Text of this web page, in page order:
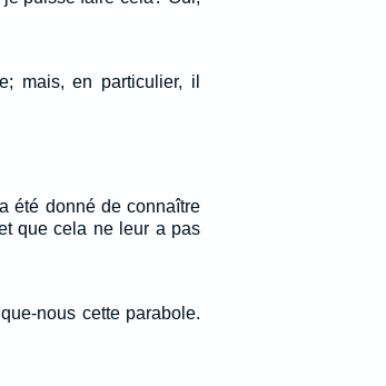
mais, en particulier, il
été donné de connaître
que cela ne leur a pas
nous cette parabole.